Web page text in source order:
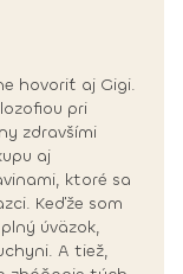
hovoriť aj Gigi.
pri
zdravšími
aj
ktoré sa
Keďže som
úväzok,
A tiež,